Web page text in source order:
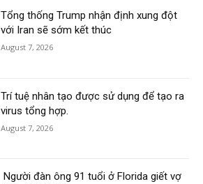
Tổng thống Trump nhận định xung đột
với Iran sẽ sớm kết thúc
August 7, 2026
Trí tuệ nhân tạo được sử dụng để tạo ra
virus tổng hợp.
August 7, 2026
Người đàn ông 91 tuổi ở Florida giết vợ